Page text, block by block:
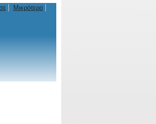
Μικρότερο